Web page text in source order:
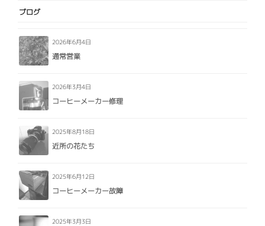
ブログ
2026年6月4日
通常営業
2026年3月4日
コーヒーメーカー修理
2025年8月18日
近所の花たち
2025年6月12日
コーヒーメーカー故障
2025年3月3日